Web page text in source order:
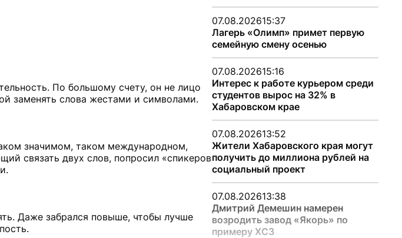
По большому счету, он не лицо
заменять слова жестами и символами.
значимом, таком международном,
связать двух слов, попросил «спикеров
Даже забрался повыше, чтобы лучше
07.08.202615:37
Лагерь «Олимп» примет первую
семейную смену осенью
07.08.202615:16
Интерес к работе курьером среди
студентов вырос на 32% в
Хабаровском крае
07.08.202613:52
Жители Хабаровского края могут
получить до миллиона рублей на
социальный проект
07.08.202613:38
Дмитрий Демешин намерен
возродить завод «Якорь» по
примеру ХСЗ